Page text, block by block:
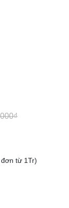
từ 1Tr)